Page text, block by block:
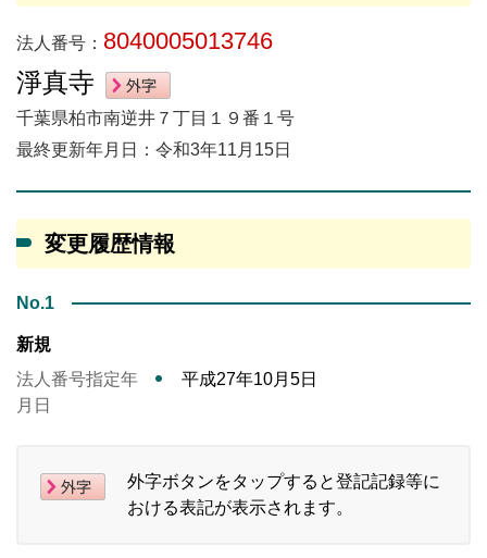
法人番号： 8040005013746
淨真寺
千葉県柏市南逆井７丁目１９番１号
最終更新年月日：令和3年11月15日
変更履歴情報
No.1
新規
法人番号指定年
月日
平成27年10月5日
外字ボタンをタップすると登記記録等に
おける表記が表示されます。